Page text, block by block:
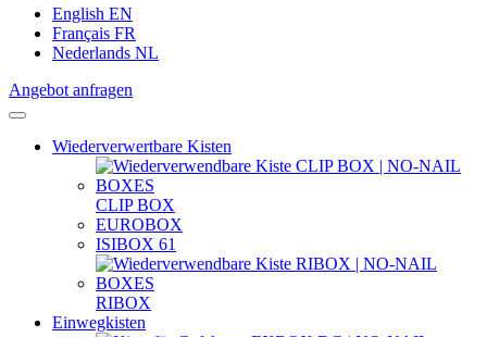
English EN
Français FR
Nederlands NL
Angebot anfragen
Menu
Wiederverwertbare Kisten
CLIP BOX
EUROBOX
ISIBOX 61
RIBOX
Einwegkisten